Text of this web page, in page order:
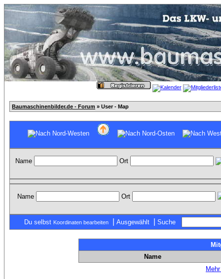
Baumaschinenbilder.de - Forum » User - Map
Name Ort
Name Ort
Du selbst Koordinaten bearbeiten Ausgewählt Suche
Name